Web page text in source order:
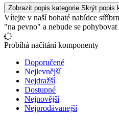
Zobrazit popis kategorie Skrýt popis
Vítejte v naší bohaté nabídce
"na pevno" a nebude se
Probíhá načítání komponenty
Doporučené
Nejlevnější
Nejdražší
Dostupné
Nejnovější
Nejprodávanejší